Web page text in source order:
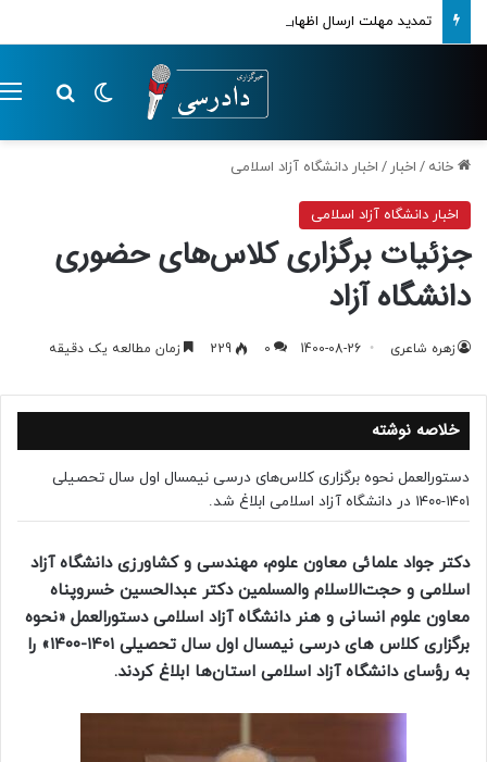
تمدید مهلت ارسال اظهارنامه‌های مالیاتی تا پایان تابستان 1405
تغییر پوسته
خانه / اخبار / اخبار دانشگاه آزاد اسلامی
اخبار دانشگاه آزاد اسلامی
جزئیات برگزاری کلاس‌های حضوری
دانشگاه آزاد
زهره شاعری 1400-08-26
0
229 زمان مطالعه یک دقیقه
خلاصه نوشته
دستورالعمل نحوه برگزاری کلاس‌های درسی نیمسال اول سال تحصیلی
۱۴۰۱-۱۴۰۰ در دانشگاه آزاد اسلامی ابلاغ شد.
دکتر جواد علمائی معاون علوم، مهندسی و کشاورزی دانشگاه آزاد
اسلامی و حجت‌الاسلام والمسلمین دکتر عبدالحسین خسروپناه
معاون علوم انسانی و هنر دانشگاه آزاد اسلامی دستورالعمل «نحوه
برگزاری کلاس های درسی نیمسال اول سال تحصیلی ۱۴۰۱-۱۴۰۰» را
به رؤسای دانشگاه آزاد اسلامی استان‌ها ابلاغ کردند.